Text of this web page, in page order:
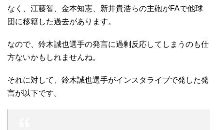
なく、江藤智、金本知憲、新井貴浩らの主砲がFAで他球
団に移籍した過去があります。
なので、鈴木誠也選手の発言に過剰反応してしまうのも仕
方ないかもしれませんね。
それに対して、鈴木誠也選手がインスタライブで発した発
言が以下です。